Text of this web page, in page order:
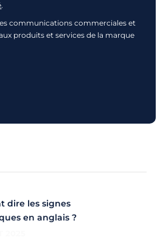
.
communications commerciales et
produits et services de la marque
dire les signes
en anglais ?